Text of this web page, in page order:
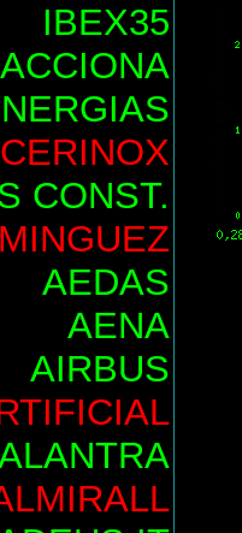
IBEX35
ACCIONA
CONST.
AEDAS
AENA
AIRBUS